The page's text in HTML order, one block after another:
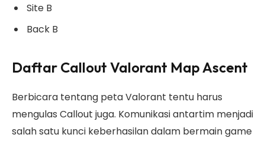
Site B
Back B
Daftar Callout Valorant Map Ascent
Berbicara tentang peta Valorant tentu harus
mengulas Callout juga. Komunikasi antartim menjadi
salah satu kunci keberhasilan dalam bermain game